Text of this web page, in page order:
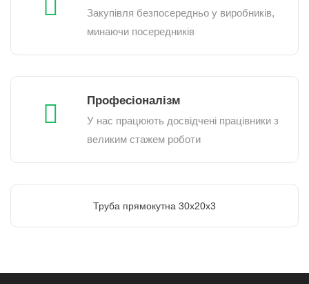
Закупівля безпосередньо у виробників,
минаючи посередників
Професіоналізм
У нас працюють досвідчені працівники з
великим стажем роботи
Труба прямокутна 30х20х3